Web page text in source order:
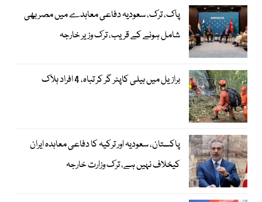
پاک، ترک، سعودیہ دفاعی معاہدے میں مصر بھی
شامل ہونے کے قریب، ترک وزیر خارجہ
برازیل میں ہیلی کاپٹر گر کر تباہ، 4 افراد ہلاک
پاکستان، سعودیہ اور ترکیہ کا دفاعی معاہدہ ایران
کیخلاف نہیں ہے، ترک وزارت خارجہ